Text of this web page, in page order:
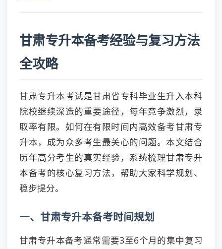
甘肃专升本备考经验与复习方法
全攻略
甘肃专升本考试是甘肃省专科毕业生升入本科
院校继续深造的重要途径，每年竞争激烈，录
取率有限。如何在有限时间内高效备考甘肃专
升本，成为众多考生最关心的问题。本文结合
历年高分考生的真实经验，系统梳理甘肃专升
本备考的核心复习方法，帮助大家科学规划、
稳步提分。
一、甘肃专升本备考时间规划
甘肃专升本备考通常需要3至6个月的集中复习